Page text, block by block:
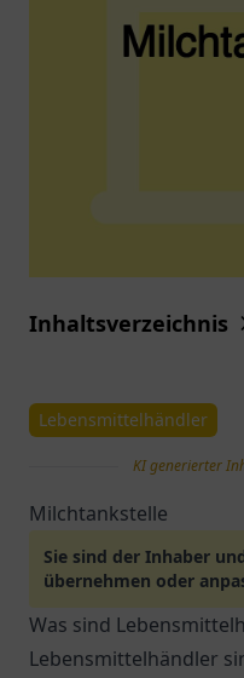
Inhaltsverzeichnis
Lebensmittelhändler
KI generierter
Milchtankstelle
Sie sind der Inhaber
übernehmen oder
Was sind
Lebensmittelhändler